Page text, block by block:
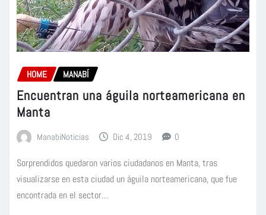
HOME MANABÍ
Encuentran una águila norteamericana en
Manta
ManabiNoticias Dic 4, 2019 0
Sorprendidos quedaron varios ciudadanos en Manta, tras
visualizarse en esta ciudad un águila norteamericana, que fue
encontrada en el sector…